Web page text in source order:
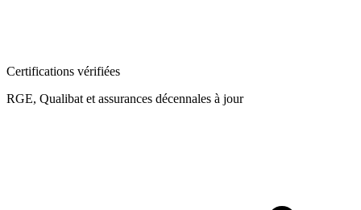
Certifications vérifiées
RGE, Qualibat et assurances décennales à jour